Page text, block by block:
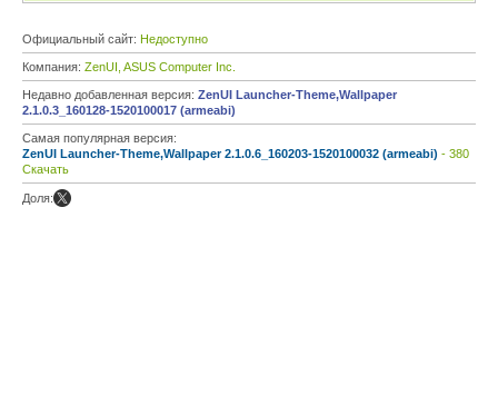
Официальный сайт: Недоступно
Компания: ZenUI, ASUS Computer Inc.
Недавно добавленная версия: ZenUI Launcher-Theme,Wallpaper
2.1.0.3_160128-1520100017 (armeabi)
Самая популярная версия:
ZenUI Launcher-Theme,Wallpaper 2.1.0.6_160203-1520100032 (armeabi) - 380
Скачать
Доля: